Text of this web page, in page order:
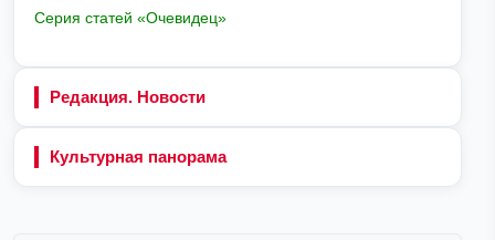
Серия статей «Очевидец»
Редакция. Новости
Культурная панорама